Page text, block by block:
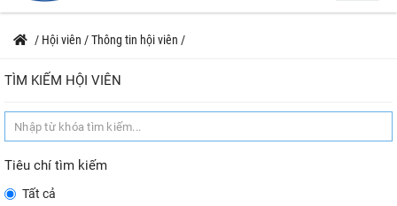
/ Hội viên /Thông tin hội viên /
TÌM KIẾM HỘI VIÊN
Tiêu chí tìm kiếm
Tất cả